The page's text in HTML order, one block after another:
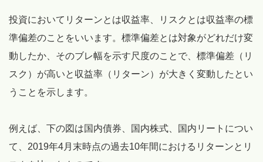
投資においてリターンとは収益率、リスクとは収益率の標
準偏差のことをいいます。標準偏差とは対象がどれだけ変
動したか、そのブレ幅を示す尺度のことで、標準偏差（リ
スク）が高いと収益率（リターン）が大きく変動したとい
うことを示します。
例えば、下の図は国内債券、国内株式、国内リートについ
て、2019年4月末時点の過去10年間におけるリターンとリ